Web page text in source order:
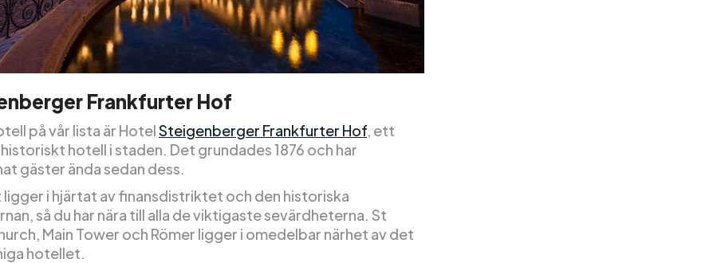
Frankfurter Hof
på vår lista är HotelSteigenberger Frankfurter Hof, ett
hotell i staden. Det grundades 1876 och har
gäster ända sedan dess.
i hjärtat av finansdistriktet och den historiska
så du har nära till alla de viktigaste sevärdheterna. St
Main Tower och Römer ligger i omedelbar närhet av det
hotellet.